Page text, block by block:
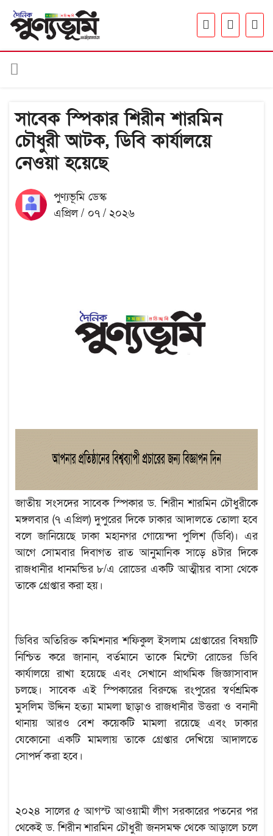
সাবেক স্পিকার শিরীন শারমিন
চৌধুরী আটক, ডিবি কার্যালয়ে
নেওয়া হয়েছে
পুণ্যভূমি ডেস্ক
এপ্রিল / ০৭ / ২০২৬
জাতীয় সংসদের সাবেক স্পিকার ড. শিরীন শারমিন চৌধুরীকে
মঙ্গলবার (৭ এপ্রিল) দুপুরের দিকে ঢাকার আদালতে তোলা হবে
বলে জানিয়েছে ঢাকা মহানগর গোয়েন্দা পুলিশ (ডিবি)। এর
আগে সোমবার দিবাগত রাত আনুমানিক সাড়ে ৪টার দিকে
রাজধানীর ধানমন্ডির ৮/এ রোডের একটি আত্মীয়র বাসা থেকে
তাকে গ্রেপ্তার করা হয়।
ডিবির অতিরিক্ত কমিশনার শফিকুল ইসলাম গ্রেপ্তারের বিষয়টি
নিশ্চিত করে জানান, বর্তমানে তাকে মিন্টো রোডের ডিবি
কার্যালয়ে রাখা হয়েছে এবং সেখানে প্রাথমিক জিজ্ঞাসাবাদ
চলছে। সাবেক এই স্পিকারের বিরুদ্ধে রংপুরের স্বর্ণশ্রমিক
মুসলিম উদ্দিন হত্যা মামলা ছাড়াও রাজধানীর উত্তরা ও বনানী
থানায় আরও বেশ কয়েকটি মামলা রয়েছে এবং ঢাকার
যেকোনো একটি মামলায় তাকে গ্রেপ্তার দেখিয়ে আদালতে
সোপর্দ করা হবে।
২০২৪ সালের ৫ আগস্ট আওয়ামী লীগ সরকারের পতনের পর
থেকেই ড. শিরীন শারমিন চৌধুরী জনসমক্ষ থেকে আড়ালে চলে